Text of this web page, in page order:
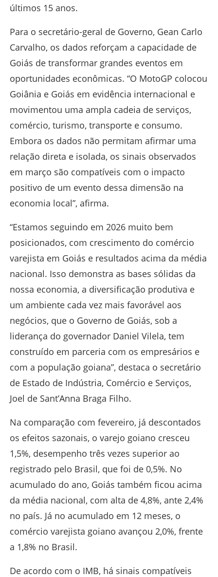
últimos 15 anos.
Para o secretário-geral de Governo, Gean Carlo
Carvalho, os dados reforçam a capacidade de
Goiás de transformar grandes eventos em
oportunidades econômicas. “O MotoGP colocou
Goiânia e Goiás em evidência internacional e
movimentou uma ampla cadeia de serviços,
comércio, turismo, transporte e consumo.
Embora os dados não permitam afirmar uma
relação direta e isolada, os sinais observados
em março são compatíveis com o impacto
positivo de um evento dessa dimensão na
economia local”, afirma.
“Estamos seguindo em 2026 muito bem
posicionados, com crescimento do comércio
varejista em Goiás e resultados acima da média
nacional. Isso demonstra as bases sólidas da
nossa economia, a diversificação produtiva e
um ambiente cada vez mais favorável aos
negócios, que o Governo de Goiás, sob a
liderança do governador Daniel Vilela, tem
construído em parceria com os empresários e
com a população goiana”, destaca o secretário
de Estado de Indústria, Comércio e Serviços,
Joel de Sant’Anna Braga Filho.
Na comparação com fevereiro, já descontados
os efeitos sazonais, o varejo goiano cresceu
1,5%, desempenho três vezes superior ao
registrado pelo Brasil, que foi de 0,5%. No
acumulado do ano, Goiás também ficou acima
da média nacional, com alta de 4,8%, ante 2,4%
no país. Já no acumulado em 12 meses, o
comércio varejista goiano avançou 2,0%, frente
a 1,8% no Brasil.
De acordo com o IMB, há sinais compatíveis